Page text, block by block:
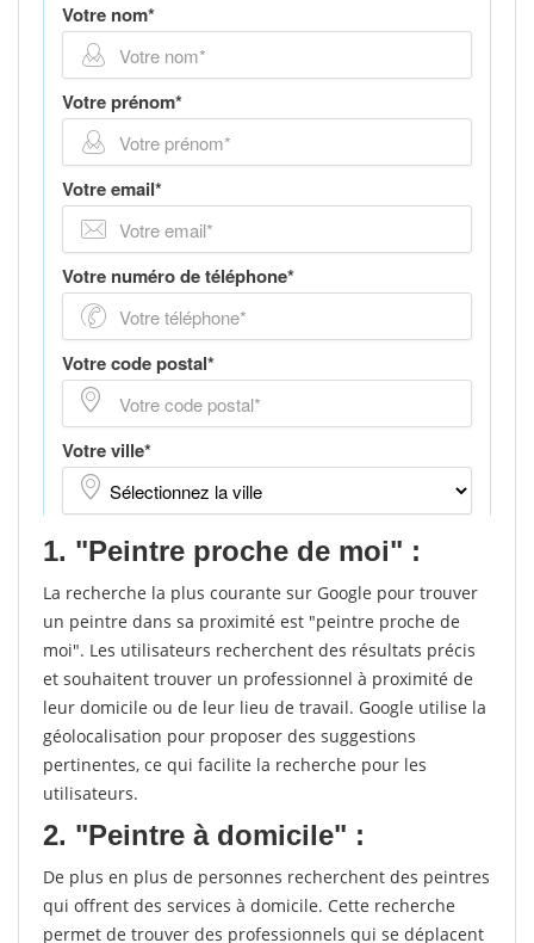
1. "Peintre proche de moi" :
La recherche la plus courante sur Google pour trouver
un peintre dans sa proximité est "peintre proche de
moi". Les utilisateurs recherchent des résultats précis
et souhaitent trouver un professionnel à proximité de
leur domicile ou de leur lieu de travail. Google utilise la
géolocalisation pour proposer des suggestions
pertinentes, ce qui facilite la recherche pour les
utilisateurs.
2. "Peintre à domicile" :
De plus en plus de personnes recherchent des peintres
qui offrent des services à domicile. Cette recherche
permet de trouver des professionnels qui se déplacent